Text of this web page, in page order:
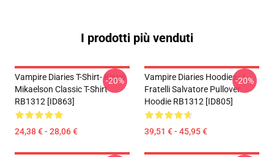
I prodotti più venduti
Vampire Diaries T-Shirt- Klaus
Mikaelson Classic T-Shirt
RB1312 [ID863]
24,38 € - 28,06 €
-20%
Vampire Diaries Hoodies - I
Fratelli Salvatore Pullover
Hoodie RB1312 [ID805]
39,51 € - 45,95 €
-20%